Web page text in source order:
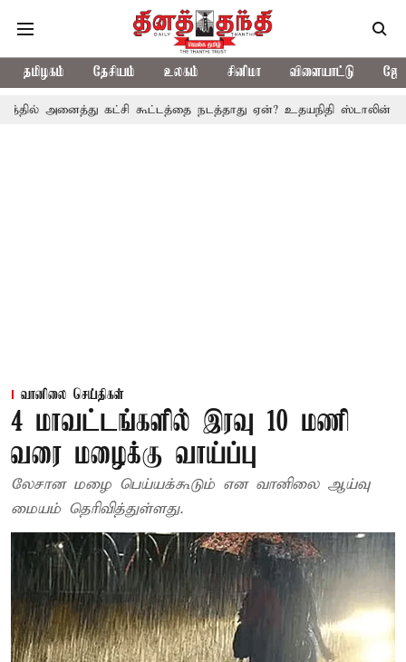
தமிழகம் தேசியம் உலகம் சினிமா விளையாட்டு
கட்சி கூட்டத்தை நடத்தாது ஏன்? உதயநிதி ஸ்டாலின் கேள்வி
வானிலை செய்திகள்
4 மாவட்டங்களில் இரவு 10 மணி
வரை மழைக்கு வாய்ப்பு
லேசான மழை பெய்யக்கூடும் என வானிலை ஆய்வு
மையம் தெரிவித்துள்ளது.